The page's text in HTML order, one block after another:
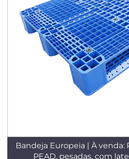
Bandeja Europeia | À venda:
PEAD, pesadas, com